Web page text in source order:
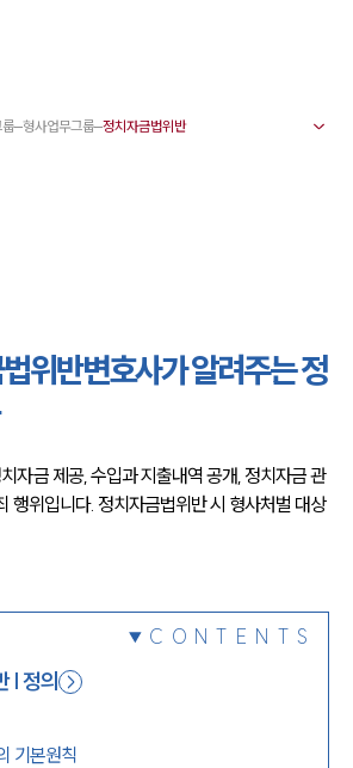
례
형사업무그룹
위반변호사가 알려주는 정
자금 제공, 수입과 지출내역 공개, 정치자금 관
행위입니다. 정치자금법위반 시 형사처벌 대상
CONTENTS
| 정의
기본원칙